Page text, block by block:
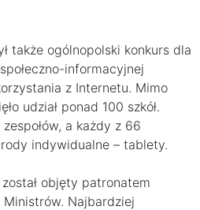
także ogólnopolski konkurs dla
informacyjnej
z Internetu. Mimo
udział ponad 100 szkół.
a każdy z 66
indywidualne – tablety.
został objęty patronatem
Najbardziej